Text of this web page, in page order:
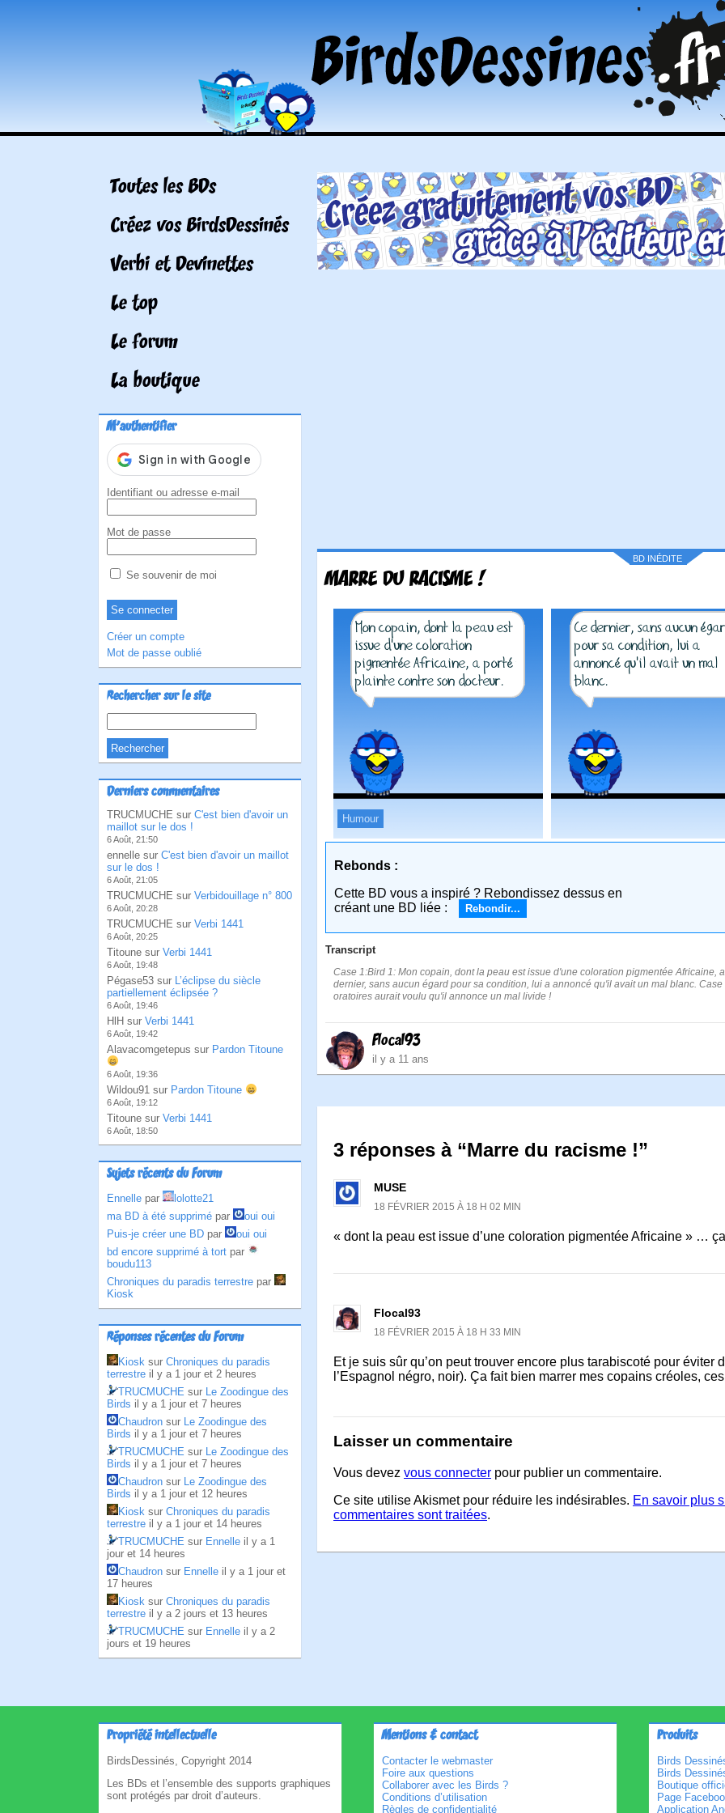
Toutes les BDs
Créez vos BirdsDessinés
Verbi et Devinettes
Le top
Le forum
La boutique
M'authentifier
Identifiant ou adresse e-mail
Mot de passe
Se souvenir de moi
Créer un compte
Mot de passe oublié
Rechercher sur le site
Derniers commentaires
TRUCMUCHE sur C'est bien d'avoir un
maillot sur le dos !
6 Août, 21:50
ennelle sur C'est bien d'avoir un maillot
sur le dos !
6 Août, 21:05
TRUCMUCHE sur Verbidouillage n° 800
6 Août, 20:28
TRUCMUCHE sur Verbi 1441
6 Août, 20:25
Titoune sur Verbi 1441
6 Août, 19:48
Pégase53 sur L’éclipse du siècle
partiellement éclipsée ?
6 Août, 19:46
HlH sur Verbi 1441
6 Août, 19:42
Alavacomgetepus sur Pardon Titoune
6 Août, 19:36
Wildou91 sur Pardon Titoune
6 Août, 19:12
Titoune sur Verbi 1441
6 Août, 18:50
Sujets récents du Forum
Ennelle par
lolotte21
ma BD à été supprimé par
oui oui
Puis-je créer une BD par
oui oui
bd encore supprimé à tort par
boudu113
Chroniques du paradis terrestre par
Kiosk
Réponses récentes du Forum
Kiosk sur Chroniques du paradis
terrestre il y a 1 jour et 2 heures
TRUCMUCHE sur Le Zoodingue des
Birds il y a 1 jour et 7 heures
Chaudron sur Le Zoodingue des
Birds il y a 1 jour et 7 heures
TRUCMUCHE sur Le Zoodingue des
Birds il y a 1 jour et 7 heures
Chaudron sur Le Zoodingue des
Birds il y a 1 jour et 12 heures
Kiosk sur Chroniques du paradis
terrestre il y a 1 jour et 14 heures
TRUCMUCHE sur Ennelle il y a 1
jour et 14 heures
Chaudron sur Ennelle il y a 1 jour et
17 heures
Kiosk sur Chroniques du paradis
terrestre il y a 2 jours et 13 heures
TRUCMUCHE sur Ennelle il y a 2
jours et 19 heures
BD INÉDITE
MARRE DU RACISME !
Humour
Rebonds :
Cette BD vous a inspiré ? Rebondissez dessus en
créant une BD liée :
Rebondir...
Transcript
Case 1:Bird 1: Mon copain, dont la peau est issue d'une coloration pigmentée Africaine,
dernier, sans aucun égard pour sa condition, lui a annoncé qu'il avait un mal blanc.
oratoires aurait voulu qu'il annonce un mal livide !
Flocal93
il y a 11 ans
3 réponses à “Marre du racisme !”
MUSE
18 FÉVRIER 2015 À 18 H 02 MIN
« dont la peau est issue d’une coloration pigmentée Africaine » …
Flocal93
18 FÉVRIER 2015 À 18 H 33 MIN
Et je suis sûr qu’on peut trouver encore plus tarabiscoté pour éviter
l’Espagnol négro, noir). Ça fait bien marrer mes copains créoles,
Laisser un commentaire
Vous devez vous connecter pour publier un commentaire.
Ce site utilise Akismet pour réduire les indésirables. En savoir plus
commentaires sont traitées.
Propriété intellectuelle
BirdsDessinés, Copyright 2014
Les BDs et l’ensemble des supports graphiques
sont protégés par droit d’auteurs.
Mentions & contact
Contacter le webmaster
Foire aux questions
Collaborer avec les Birds ?
Conditions d’utilisation
Règles de confidentialité
Produits
Birds
Birds
Boutique
Page
Application